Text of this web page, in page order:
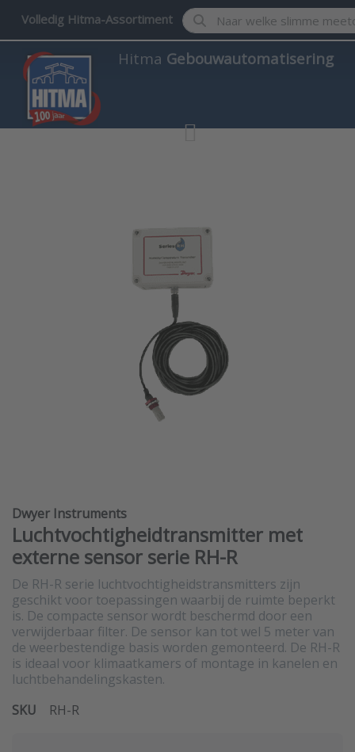
Volledig Hitma-Assortiment Enter a search term.
Hitma Gebouwautomatisering
Dwyer Instruments
Luchtvochtigheidtransmitter met
externe sensor serie RH-R
De RH-R serie luchtvochtigheidstransmitters zijn
geschikt voor toepassingen waarbij de ruimte beperkt
is. De compacte sensor wordt beschermd door een
verwijderbaar filter. De sensor kan tot wel 5 meter van
de weerbestendige basis worden gemonteerd. De RH-R
is ideaal voor klimaatkamers of montage in kanelen en
luchtbehandelingskasten.
SKU
RH-R